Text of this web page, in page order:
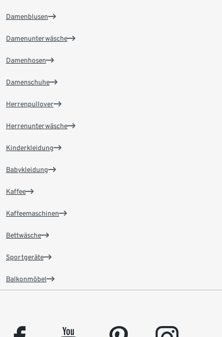
Damenblusen
Damenunterwäsche
Damenhosen
Damenschuhe
Herrenpullover
Herrenunterwäsche
Kinderkleidung
Babykleidung
Kaffee
Kaffeemaschinen
Bettwäsche
Sportgeräte
Balkonmöbel